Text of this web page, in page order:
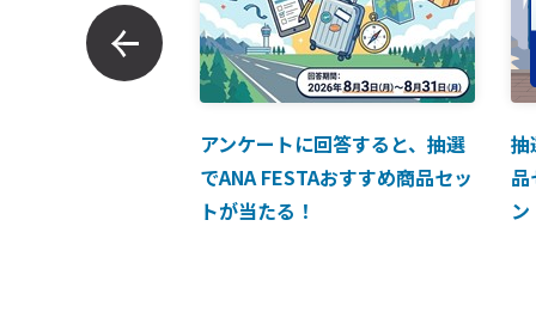
アンケートに回答すると、抽選
でANA FESTAおすすめ商品セッ
トが当たる！
抽
ン